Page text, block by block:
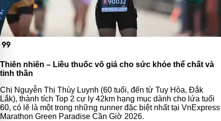
format_quote
Thiên nhiên – Liều thuốc vô giá cho sức khỏe thể chất và
tinh thần
Chị Nguyễn Thị Thùy Luynh (60 tuổi, đến từ Tuy Hòa, Đắk
Lắk), thành tích Top 2 cự ly 42km hạng mục dành cho lứa tuổi
60, có lẽ là một trong những runner đặc biệt nhất tại VnExpress
Marathon Green Paradise Cần Giờ 2026.